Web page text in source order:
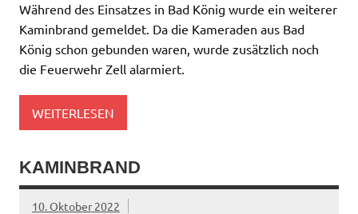
Während des Einsatzes in Bad König wurde ein weiterer
Kaminbrand gemeldet. Da die Kameraden aus Bad
König schon gebunden waren, wurde zusätzlich noch
die Feuerwehr Zell alarmiert.
WEITERLESEN
KAMINBRAND
10. Oktober 2022